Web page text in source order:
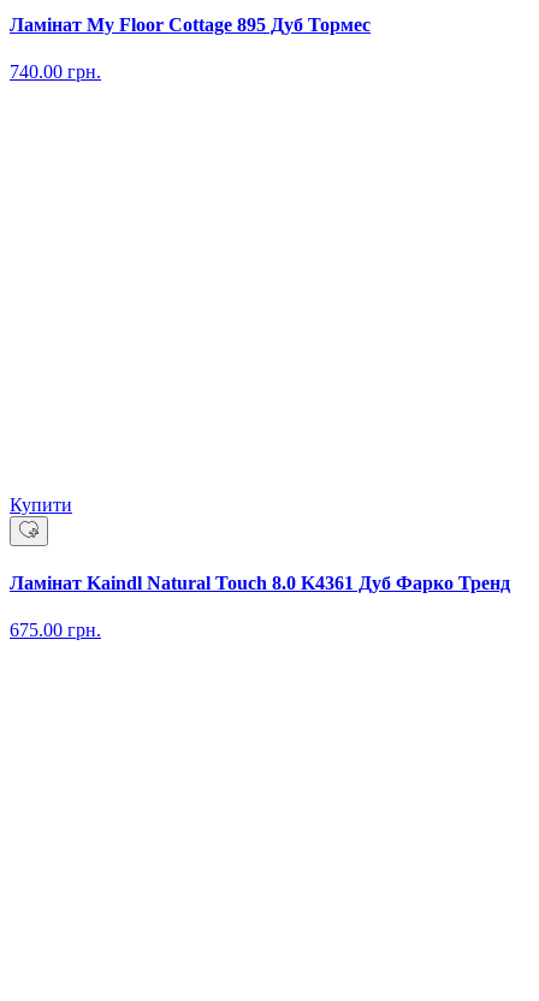
Ламінат My Floor Cottage 895 Дуб Тормес
740.00 грн.
Купити
Ламінат Kaindl Natural Touch 8.0 K4361 Дуб Фарко Тренд
675.00 грн.